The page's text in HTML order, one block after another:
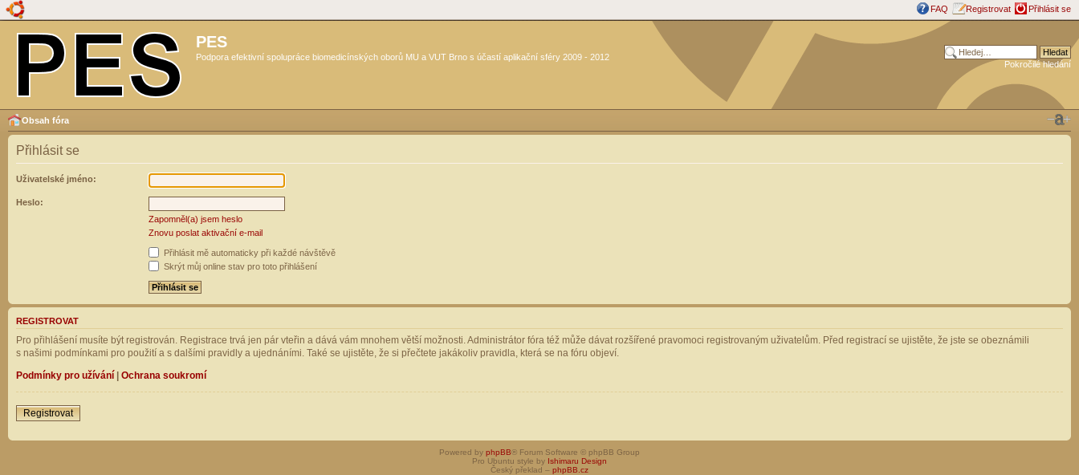
FAQ Registrovat Přihlásit se
PES
Podpora efektivní spolupráce biomedicínských oborů MU a VUT Brno s účastí aplikační sféry 2009 - 2012
Pokročilé hledání
Obsah fóra
Přihlásit se
Uživatelské jméno:
Heslo:
Zapomněl(a) jsem heslo
Znovu poslat aktivační e-mail
Přihlásit mě automaticky při každé návštěvě
Skrýt můj online stav pro toto přihlášení
REGISTROVAT
Pro přihlášení musíte být registrován. Registrace trvá jen pár vteřin a dává vám mnohem větší možnosti. Administrátor fóra též může dávat rozšířené pravomoci registrovaným uživatelům. Před registrací se ujistěte, že jste se obeznámili
s našimi podmínkami pro použití a s dalšími pravidly a ujednáními. Také se ujistěte, že si přečtete jakákoliv pravidla, která se na fóru objeví.
Podmínky pro užívání | Ochrana soukromí
Registrovat
Powered by phpBB® Forum Software © phpBB Group
Pro Ubuntu style by Ishimaru Design
Český překlad – phpBB.cz